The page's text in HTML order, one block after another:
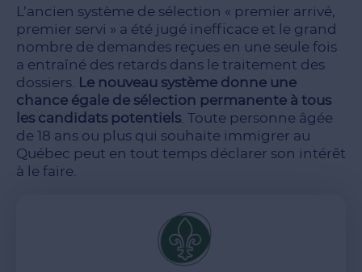
L’ancien système de sélection « premier arrivé,
premier servi » a été jugé inefficace et le grand
nombre de demandes reçues en une seule fois
a entraîné des retards dans le traitement des
dossiers.
Le nouveau système donne une
chance égale de sélection permanente à tous
les candidats potentiels . Toute personne âgée
de 18 ans ou plus qui souhaite immigrer au
Québec peut en tout temps déclarer son intérêt
à le faire.